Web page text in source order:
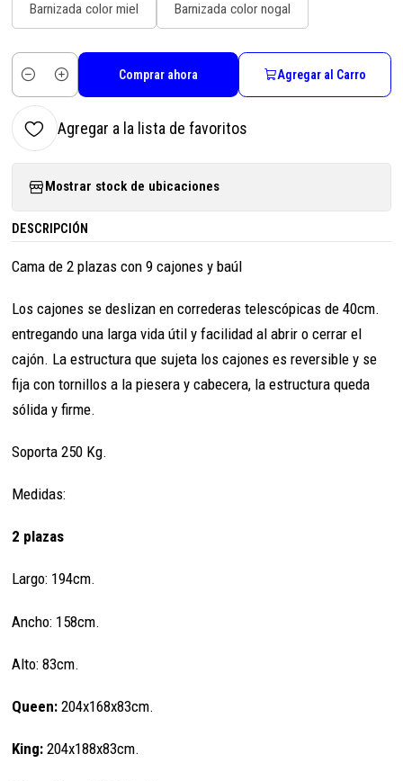
Barnizada color miel Barnizada color nogal
Cantidad
Agregar al Carro
Comprar ahora
Agregar a la lista de favoritos
Mostrar stock de ubicaciones
DESCRIPCIÓN
Cama de 2 plazas con 9 cajones y baúl
Los cajones se deslizan en correderas telescópicas de 40cm.
entregando una larga vida útil y facilidad al abrir o cerrar el
cajón. La estructura que sujeta los cajones es reversible y se
fija con tornillos a la piesera y cabecera, la estructura queda
sólida y firme.
Soporta 250 Kg.
Medidas:
2 plazas
Largo: 194cm.
Ancho: 158cm.
Alto: 83cm.
Queen:204x168x83cm.
King:204x188x83cm.